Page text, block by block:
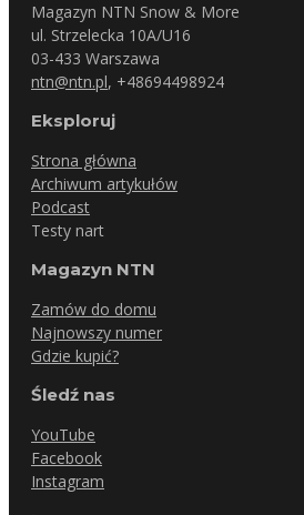
Magazyn NTN Snow & More
ul. Strzelecka 10A/U16
03-433 Warszawa
ntn@ntn.pl, +48694498924
Eksploruj
Strona główna
Archiwum artykułów
Podcast
Testy nart
Magazyn NTN
Zamów do domu
Najnowszy numer
Gdzie kupić?
Śledź nas
YouTube
Facebook
Instagram